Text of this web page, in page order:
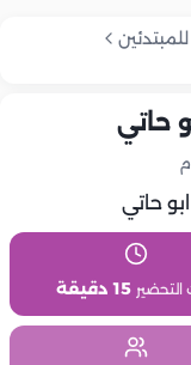
حاتي
15 دقيقة